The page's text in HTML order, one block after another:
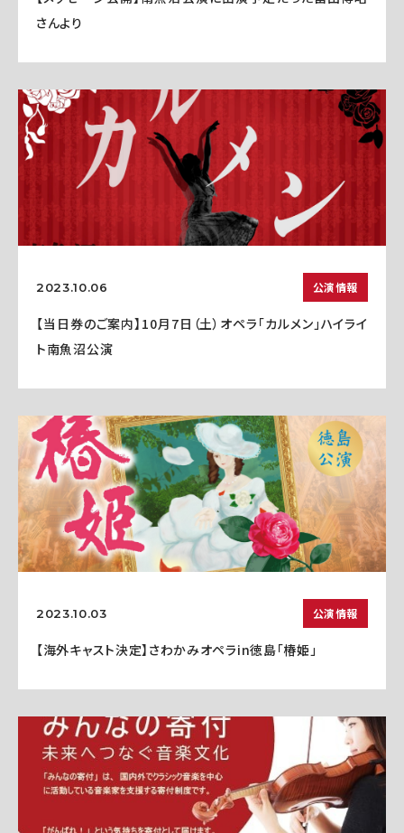
さんより
2023.10.06 公演情報
【当日券のご案内】10月7日（土）オペラ「カルメン」ハイライ
ト南魚沼公演
2023.10.03 公演情報
【海外キャスト決定】さわかみオペラin徳島「椿姫」